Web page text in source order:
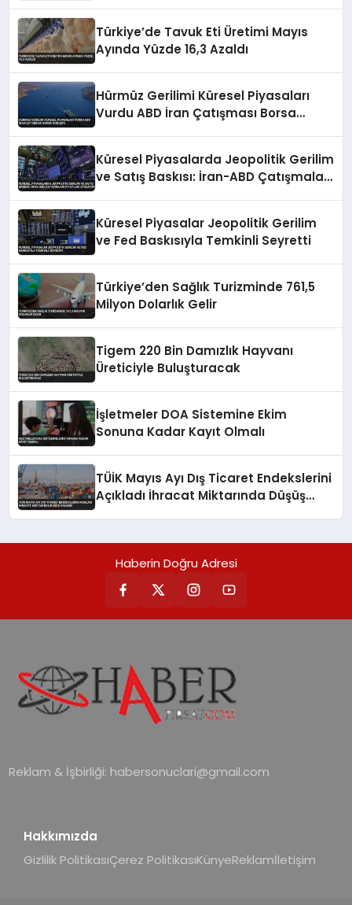
Türkiye’de Tavuk Eti Üretimi Mayıs
Ayında Yüzde 16,3 Azaldı
Hürmüz Gerilimi Küresel Piyasaları
Vurdu ABD İran Çatışması Borsa
Küresel Piyasalarda Jeopolitik Gerilim
ve Satış Baskısı: İran-ABD Çatışmaları
Küresel Piyasalar Jeopolitik Gerilim
ve Fed Baskısıyla Temkinli Seyretti
Türkiye’den Sağlık Turizminde 761,5
Milyon Dolarlık Gelir
Tigem 220 Bin Damızlık Hayvanı
Üreticiyle Buluşturacak
İşletmeler DOA Sistemine Ekim
Sonuna Kadar Kayıt Olmalı
TÜİK Mayıs Ayı Dış Ticaret Endekslerini
Açıkladı İhracat Miktarında Düşüş
Haberin Doğru Adresi
Reklam & İşbirliği: habersonuclari@gmail.com
Hakkımızda
Gizlilik PolitikasıÇerez PolitikasıKünyeReklamİletişim